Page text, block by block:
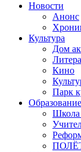
Новости
Анонс
Культура
Дом
Кино
Парк
Образование
Школа
ПОЛЁТ